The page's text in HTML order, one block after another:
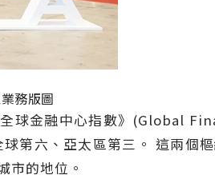
務版圖
全球金融中心指數》(Global
第六、亞太區第三。 這兩個
市的地位。